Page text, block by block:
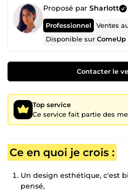
Proposé par Sharlott
Professionnel Ventes
Disponible sur
Contacter le
Top service
Ce service fait partie des
Ce en quoi je crois :
Un design esthétique, c'est
pensé,